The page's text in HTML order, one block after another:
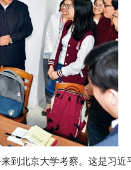
到北京大学考察。这是习近